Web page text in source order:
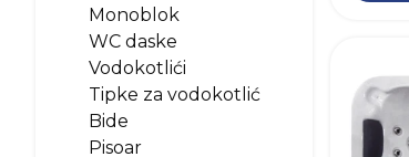
Monoblok
WC daske
Vodokotlići
Tipke za vodokotlić
Bide
Pisoar